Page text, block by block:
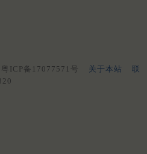
粤ICP备17077571号 关于本站
联